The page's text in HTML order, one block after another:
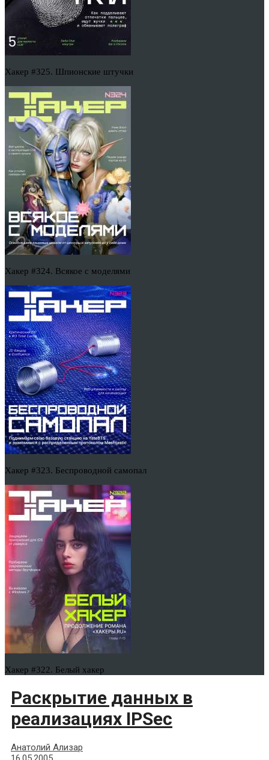
Хакер #325. Шпионские штучки
Хакер #324. Всякое с моделями
Хакер #323. Беспроводной самопал
Хакер #322. Белый хакер
Раскрытие данных в
реализациях IPSec
Анатолий Ализар